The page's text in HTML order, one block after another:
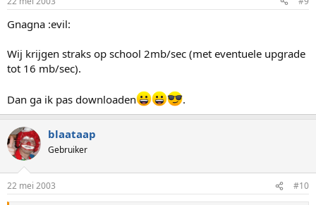
Gnagna :evil:
Wij krijgen straks op school 2mb/sec (met eventuele upgrade
tot 16 mb/sec).
Dan ga ik pas downloaden .
blaataap
Gebruiker
22 mei 2003 #10